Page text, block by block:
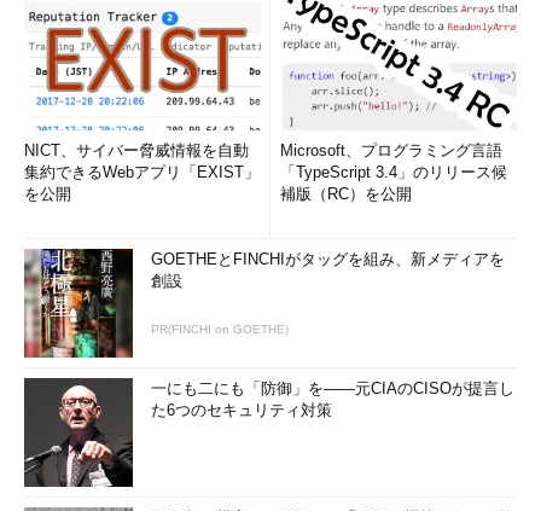
NICT、サイバー脅威情報を自動
集約できるWebアプリ「EXIST」
を公開
Microsoft、プログラミング言語
「TypeScript 3.4」のリリース候
補版（RC）を公開
GOETHEとFINCHIがタッグを組み、新メディアを
創設
PR(FINCHI on GOETHE)
一にも二にも「防御」を――元CIAのCISOが提言し
た6つのセキュリティ対策